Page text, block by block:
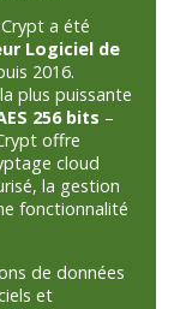
a été
Logiciel de
2016.
plus puissante
256 bits –
offre
cloud
la gestion
fonctionnalité
de données
et